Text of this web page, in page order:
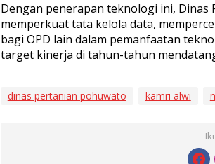
Dengan penerapan teknologi ini,
memperkuat tata kelola data,
bagi OPD lain dalam pemanfaatan
target kinerja di tahun-tahun
dinas pertanian pohuwato kamri alwi